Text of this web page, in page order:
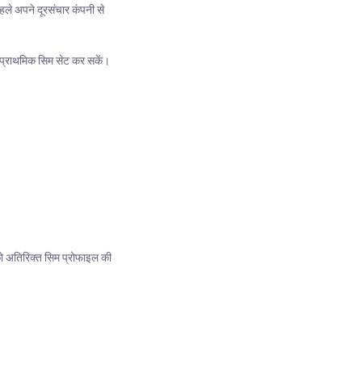
अपने दूरसंचार कंपनी से
सिम सेट कर सकें।
सिम प्रोफाइल की